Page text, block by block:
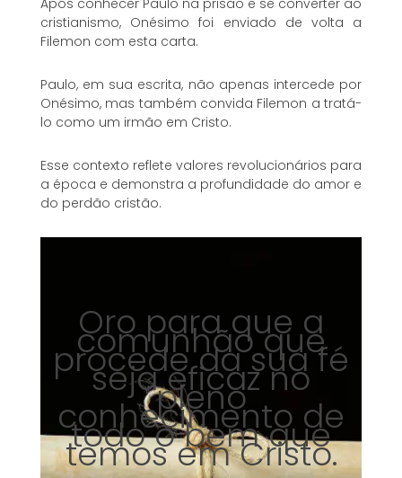
Após conhecer Paulo na prisão e se converter ao
cristianismo, Onésimo foi enviado de volta a
Filemon com esta carta.
Paulo, em sua escrita, não apenas intercede por
Onésimo, mas também convida Filemon a tratá-
lo como um irmão em Cristo.
Esse contexto reflete valores revolucionários para
a época e demonstra a profundidade do amor e
do perdão cristão.
Oro para que a
comunhão que
procede da sua fé
seja eficaz no
pleno
conhecimento de
todo o bem que
temos em Cristo.